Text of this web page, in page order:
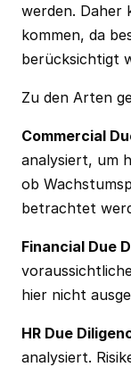
werden. Daher
kommen, da
berücksichtigt
Zu den Arten
Commercial
analysiert, um
ob
betrachtet
Financial Due
hier nicht
HR Due
analysiert.